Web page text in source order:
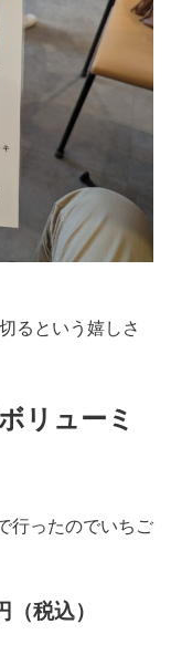
るという嬉しさ
リューミ
行ったのでいちご
税込）